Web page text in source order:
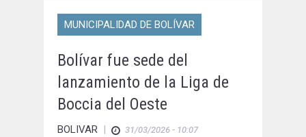
MUNICIPALIDAD DE BOLÍVAR
Bolívar fue sede del
lanzamiento de la Liga de
Boccia del Oeste
BOLIVAR | 31/03/2026 - 10:07